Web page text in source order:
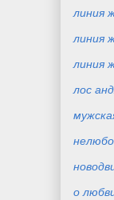
линия
линия
линия
лос
о